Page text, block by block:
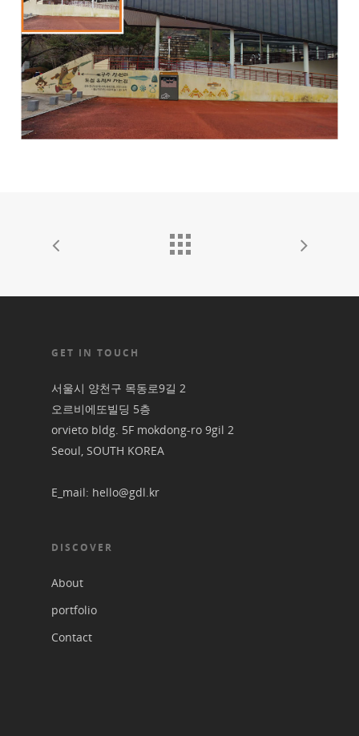
GET IN TOUCH
서울시 양천구 목동로9길 2
오르비에또빌딩 5층
orvieto bldg. 5F mokdong-ro 9gil 2
Seoul, SOUTH KOREA
E_mail: hello@gdl.kr
DISCOVER
About
portfolio
Contact